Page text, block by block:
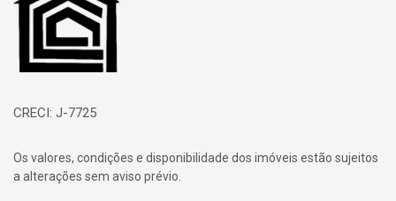
CRECI: J-7725
Os valores, condições e disponibilidade dos imóveis estão sujeitos
a alterações sem aviso prévio.